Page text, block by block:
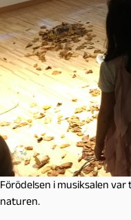
Förödelsen i musiksalen
naturen.